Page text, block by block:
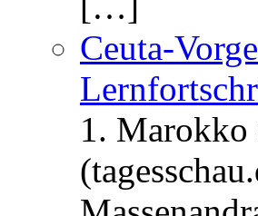
Ceuta-
1. Marokko